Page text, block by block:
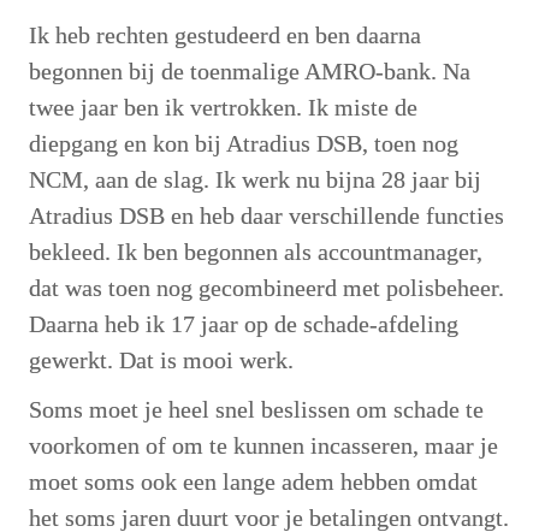
Ik heb rechten gestudeerd en ben daarna
begonnen bij de toenmalige AMRO-bank. Na
twee jaar ben ik vertrokken. Ik miste de
diepgang en kon bij Atradius DSB, toen nog
NCM, aan de slag. Ik werk nu bijna 28 jaar bij
Atradius DSB en heb daar verschillende functies
bekleed. Ik ben begonnen als accountmanager,
dat was toen nog gecombineerd met polisbeheer.
Daarna heb ik 17 jaar op de schade-afdeling
gewerkt. Dat is mooi werk.
Soms moet je heel snel beslissen om schade te
voorkomen of om te kunnen incasseren, maar je
moet soms ook een lange adem hebben omdat
het soms jaren duurt voor je betalingen ontvangt.